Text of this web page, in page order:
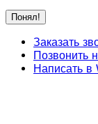
Понял!
Заказать
Позвонить
Написать